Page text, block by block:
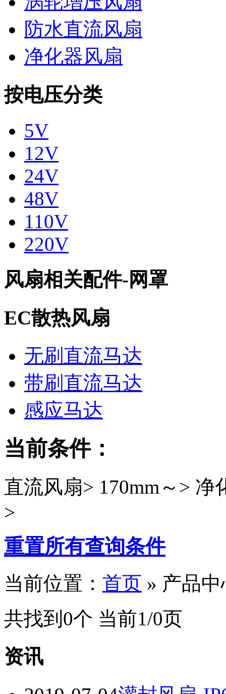
防水直流风扇
净化器风扇
按电压分类
5V
12V
24V
48V
110V
220V
风扇相关配件-网罩
EC散热风扇
无刷直流马达
带刷直流马达
感应马达
当前条件：
直流风扇> 170mm～> 净
>
重置所有查询条件
当前位置： 首页 » 产品
共找到0个 当前1/0页
资讯